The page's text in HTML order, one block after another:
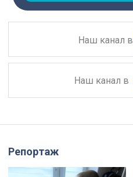
Наш канал в
Наш канал в
Репортаж